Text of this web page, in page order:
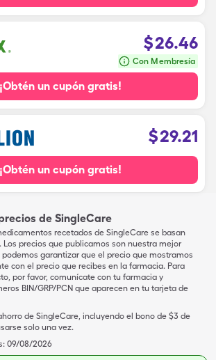
$26.46
Con Membresía
¡Obtén un cupón gratis!
$29.21
¡Obtén un cupón gratis!
de SingleCare
recetados de SingleCare se basan
Los precios que publicamos son nuestra mejor
garantizar que el precio que mostramos
con el precio que recibes en la farmacia. Para
por favor, comunícate con tu farmacia y
BIN/GRP/PCN que aparecen en tu tarjeta de
de SingleCare, incluyendo el bono de $3 de
solo una vez.
09/08/2026